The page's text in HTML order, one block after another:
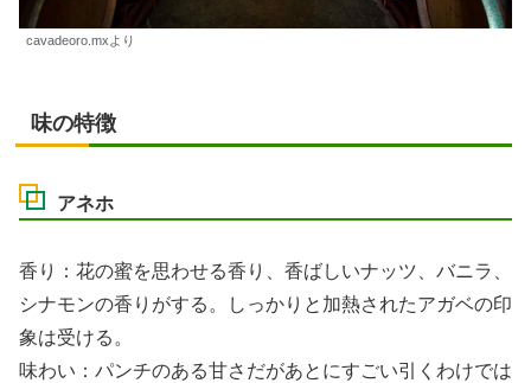
cavadeoro.mxより
味の特徴
アネホ
香り：花の蜜を思わせる香り、香ばしいナッツ、バニラ、
シナモンの香りがする。しっかりと加熱されたアガベの印
象は受ける。
味わい：パンチのある甘さだがあとにすごい引くわけでは